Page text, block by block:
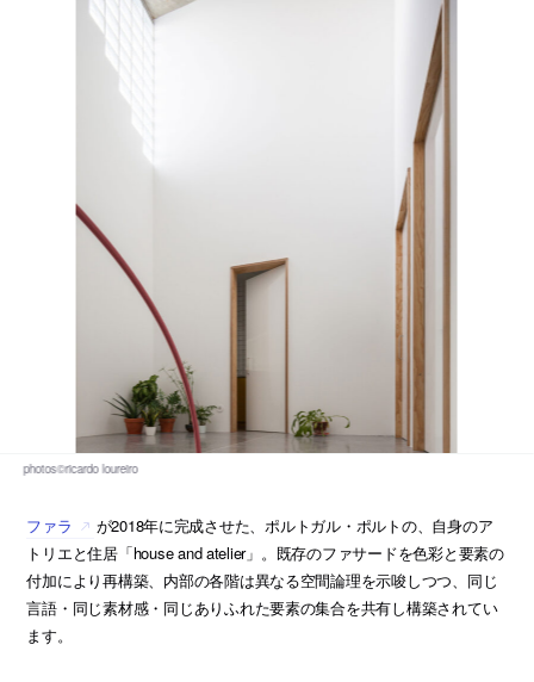
ファラ
が2018年に完成させた、ポルトガル・ポルトの、自身のア
トリエと住居「house and atelier」。既存のファサードを色彩と要素の
付加により再構築、内部の各階は異なる空間論理を示唆しつつ、同じ
言語・同じ素材感・同じありふれた要素の集合を共有し構築されてい
ます。